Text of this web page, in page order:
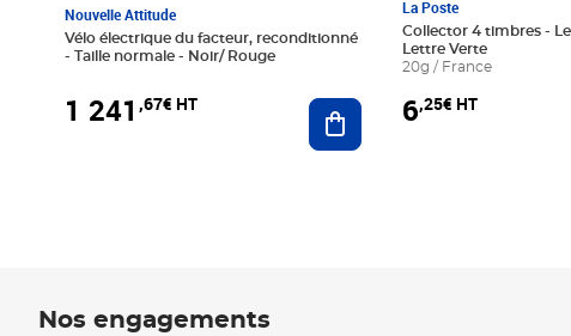
Nouvelle Attitude
Vélo électrique du facteur, reconditionné
- Taille normale - Noir/ Rouge
1 241 ,67€ HT Ajouter au panier
La Poste
Collector 4 timbres -
Lettre Verte
20g / France
6,25€ HT
Nos engagements